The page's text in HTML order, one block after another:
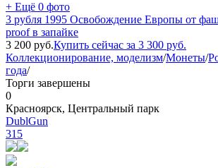
+ Ещё 0 фото
3 рубля 1995 Освобождение Европы от
proof в запайке
3 200 руб.Купить сейчас за 3 300 руб.
Коллекционирование, моделизм/Монеты/
года/
Торги завершены
0
Красноярск, Центральный парк
DublGun
315